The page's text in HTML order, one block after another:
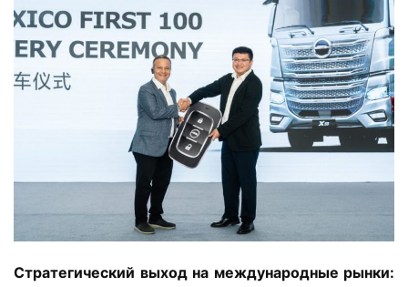
т
о
м
о
Стратегический выход на международные рынки: